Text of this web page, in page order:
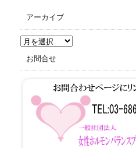
アーカイブ
ア
お問合せ